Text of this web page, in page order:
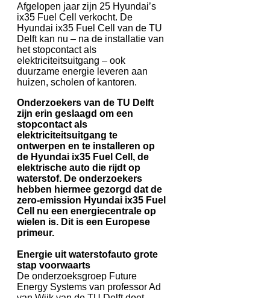
Afgelopen jaar zijn 25 Hyundai’s
ix35 Fuel Cell verkocht. De
Hyundai ix35 Fuel Cell van de TU
Delft kan nu – na de installatie van
het stopcontact als
elektriciteitsuitgang – ook
duurzame energie leveren aan
huizen, scholen of kantoren.
Onderzoekers van de TU Delft
zijn erin geslaagd om een
stopcontact als
elektriciteitsuitgang te
ontwerpen en te installeren op
de Hyundai ix35 Fuel Cell, de
elektrische auto die rijdt op
waterstof. De onderzoekers
hebben hiermee gezorgd dat de
zero-emission Hyundai ix35 Fuel
Cell nu een energiecentrale op
wielen is. Dit is een Europese
primeur.
Energie uit waterstofauto grote
stap voorwaarts
De onderzoeksgroep Future
Energy Systems van professor Ad